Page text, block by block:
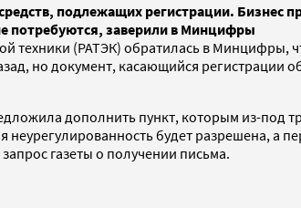
подлежащих регистрации. Бизнес
потребуются, заверили в Минцифры
техники (РАТЭК) обратилась в
но документ, касающийся регистрации
дополнить пункт, которым из-под
будет разрешена, а
газеты о получении письма.